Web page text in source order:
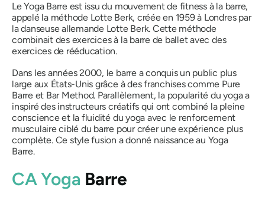
Le Yoga Barre est issu du mouvement de fitness à la barre,
appelé la méthode Lotte Berk, créée en 1959 à Londres par
la danseuse allemande Lotte Berk. Cette méthode
combinait des exercices à la barre de ballet avec des
exercices de rééducation.
Dans les années 2000, le barre a conquis un public plus
large aux États-Unis grâce à des franchises comme Pure
Barre et Bar Method. Parallèlement, la popularité du yoga a
inspiré des instructeurs créatifs qui ont combiné la pleine
conscience et la fluidité du yoga avec le renforcement
musculaire ciblé du barre pour créer une expérience plus
complète. Ce style fusion a donné naissance au Yoga
Barre.
CA Yoga Barre